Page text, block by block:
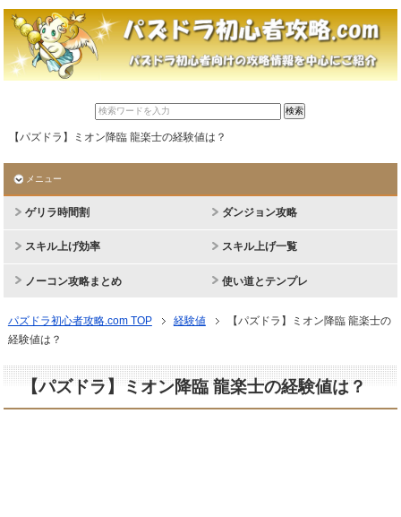
【パズドラ】ミオン降臨 龍楽士の経験値は？
メニュー
ゲリラ時間割 ダンジョン攻略
スキル上げ効率 スキル上げ一覧
ノーコン攻略まとめ 使い道とテンプレ
パズドラ初心者攻略.com TOP 経験値
【パズドラ】ミオン降臨 龍楽士の
経験値は？
【パズドラ】ミオン降臨 龍楽士の経験値は？